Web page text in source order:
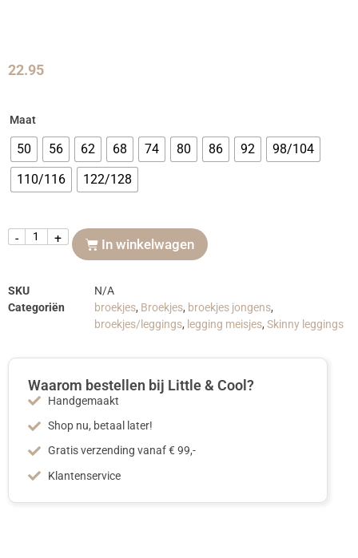
22.95
Maat
50 56 62 68 74 80 86 92
98/104
110/116
122/128
- + In winkelwagen
SKU
N/A
Categoriën
broekjes, Broekjes, broekjes jongens,
broekjes/leggings, legging meisjes, Skinny leggings
Waarom bestellen bij Little & Cool?
Handgemaakt
Shop nu, betaal later!
Gratis verzending vanaf € 99,-
Klantenservice